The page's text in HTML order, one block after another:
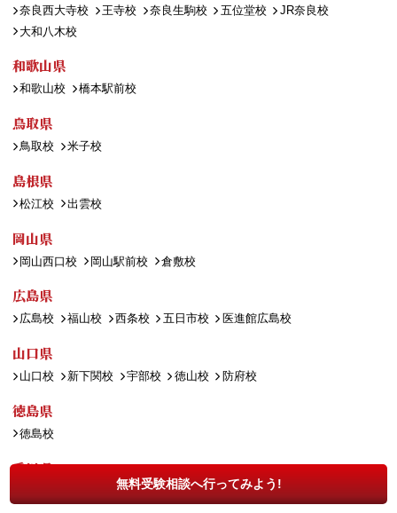
無料受験相談へ行ってみよう!
奈良西大寺校 王寺校 奈良生駒校 五位堂校
JR奈良校
大和八木校
和歌山県
和歌山校 橋本駅前校
鳥取県
鳥取校 米子校
島根県
松江校 出雲校
岡山県
岡山西口校 岡山駅前校 倉敷校
広島県
広島校 福山校 西条校 五日市校 医進館広島校
山口県
山口校 新下関校 宇部校 徳山校 防府校
徳島県
徳島校
香川県
観音寺校